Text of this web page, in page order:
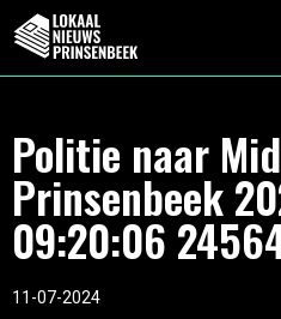
Politie naar
Prinsenbeek
09:20:06
11-07-2024